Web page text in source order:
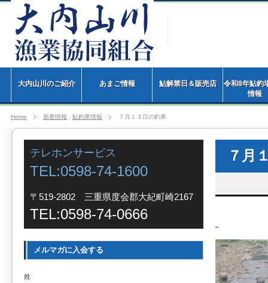
大内山川のご紹介 あまご情報 鮎解禁日＆販売店
令和8年鮎釣
情
Home 新着情報 鮎釣果情報 ７月１３日の釣果
７月
テレホンサービス
TEL:0598-74-1600
〒519-2802 三重県度会郡大紀町崎2167
TEL:0598-74-0666
メルマガに入会する
姓